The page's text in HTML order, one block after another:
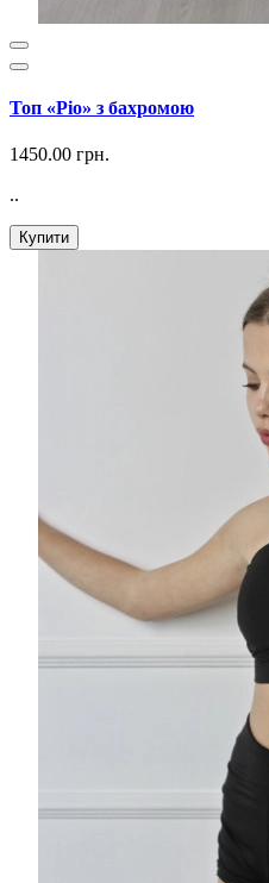
Топ «Ріо» з бахромою
1450.00 грн.
..
Купити